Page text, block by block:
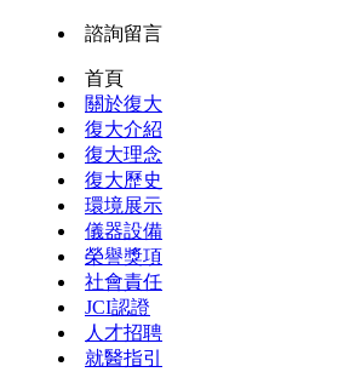
諮詢留言
首頁
關於復大
復大介紹
復大理念
復大歷史
環境展示
儀器設備
榮譽獎項
社會責任
JCI認證
人才招聘
就醫指引